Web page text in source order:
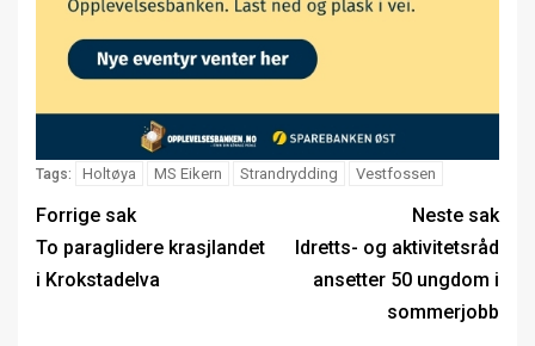
Tags: Holtøya MS Eikern Strandrydding Vestfossen
Forrige sak
To paraglidere krasjlandet
i Krokstadelva
Neste sak
Idretts- og aktivitetsråd
ansetter 50 ungdom i
sommerjobb